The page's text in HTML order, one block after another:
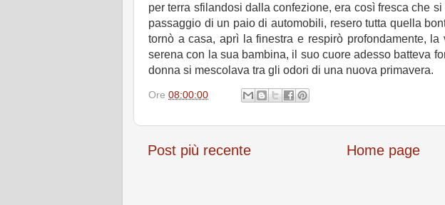
per terra sfilandosi dalla confezione, era così fresca che si
passaggio di un paio di automobili, resero tutta quella
tornò a casa, aprì la finestra e respirò profondamente,
serena con la sua bambina, il suo cuore adesso batteva
donna si mescolava tra gli odori di una nuova primavera.
Ore 08:00:00
Post più recente Home page